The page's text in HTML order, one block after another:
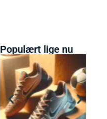
Populært lige nu